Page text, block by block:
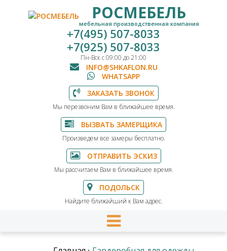
РОСМЕБЕЛЬ
мебельная производственная компания
+7(495) 507-8033
+7(925) 507-8033
Пн-Вск с 09:00 до 21:00
INFO@SHKAFLON.RU
WHATSAPP
ЗАКАЗАТЬ ЗВОНОК
Мы перезвоним Вам в ближайшее время.
ВЫЗВАТЬ ЗАМЕРЩИКА
Произведем все замеры бесплатно.
ОТПРАВИТЬ ЭСКИЗ
Мы рассчитаем Вам в ближайшее время.
ПОДОЛЬСК
Найдите ближайший к Вам адрес.